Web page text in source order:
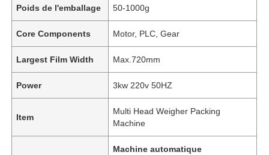
À la maison
Poids de l'emballage 50-1000g
Core Components Motor, PLC, Gear
Largest Film Width Max.720mm
Power 3kw 220v 50HZ
Item
Multi Head Weigher Packing
Machine
Machine automatique